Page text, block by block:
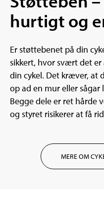
hurtigt og
Er støttebenet på din
sikkert, hvor svært det
din cykel. Det kræver, at
op ad en mur eller
Begge dele er ret hårde
og styret risikerer at få
MERE OM